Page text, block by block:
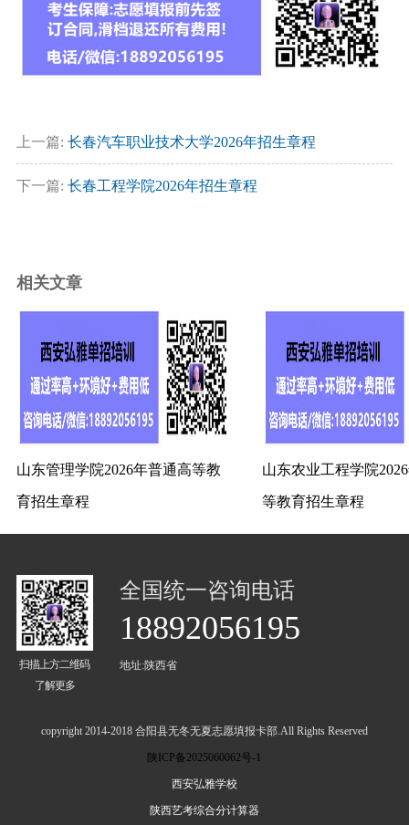
上一篇: 长春汽车职业技术大学2026年招生章程
下一篇: 长春工程学院2026年招生章程
相关文章
山东管理学院2026年普通高等教
育招生章程
山东农业工程学院
等教育招生章程
扫描上方二维码
了解更多
全国统一咨询电话
18892056195
地址:陕西省
copyright 2014-2018 合阳县无冬无夏志愿填报卡部.All Rights Reserved
陕ICP备2025060062号-1
西安弘雅学校
陕西艺考综合分计算器